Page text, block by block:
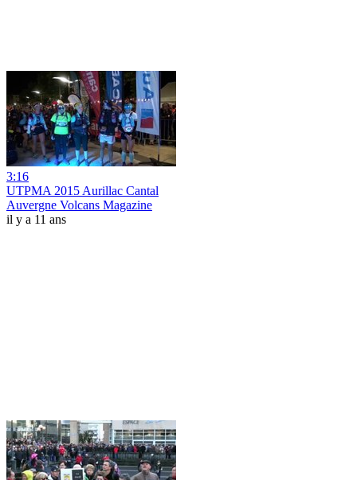
3:16
UTPMA 2015 Aurillac Cantal
Auvergne Volcans Magazine
il y a 11 ans